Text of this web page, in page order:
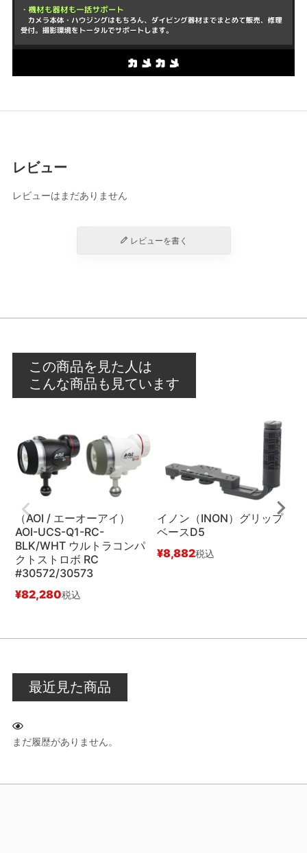
レビュー
レビューはまだありません
レビューを書く
この商品を見た人は
こんな商品も見ています
（AOI / エーオーアイ）
AOI-UCS-Q1-RC-
BLK/WHT ウルトラコンパ
クトストロボ RC
#30572/30573
¥82,280税込
イノン（INON）グリップ
ベースD5
¥8,882税込
最近見た商品
まだ履歴がありません。